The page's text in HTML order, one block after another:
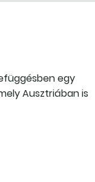
egy
Ausztriában is